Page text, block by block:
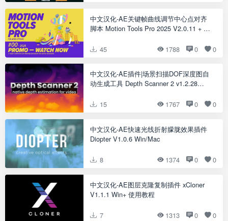
中文汉化-AE关键帧曲线调节中心点对齐
脚本 Motion Tools Pro 2025 V2.0.11 + 使
45
1788 0 0
中文汉化-AE插件|场景扫描DOF深度图自
动生成工具 Depth Scanner 2 v1.2.28
15
1767 0 0
中文汉化-AE快速光线折射朦胧效果插件
Diopter V1.0.6 Win/Mac
8 1374 0 0
中文汉化-AE图层克隆复制插件 xCloner
V1.1.1 Win+ 使用教程
7 1313 0 0